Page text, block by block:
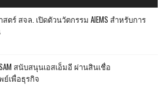
ร์ สจล. เปิดตัวนวัตกรรม AIEMS สำหรับการ
สนับสนุนเอสเอ็มอี ผ่านสินเชื่อ
ย์เพื่อธุรกิจ